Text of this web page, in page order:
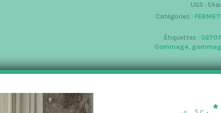
UGS :
Catégories :
Étiquettes : 02707
Gommage,